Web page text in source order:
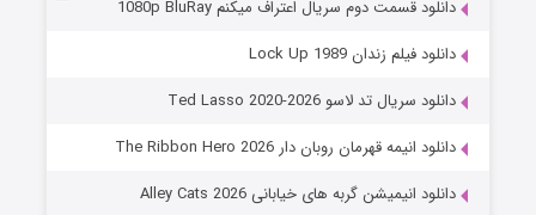
دانلود قسمت دوم سریال اعتراف میکنم 1080p BluRay
دانلود فیلم زندان Lock Up 1989
دانلود سریال تد لاسو Ted Lasso 2020-2026
دانلود انیمه قهرمان روبان دار The Ribbon Hero 2026
دانلود انیمیشن گربه های خیابانی Alley Cats 2026